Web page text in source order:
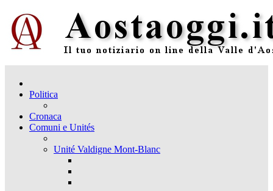
Politica
Cronaca
Comuni e Unités
Unité Valdigne Mont-Blanc